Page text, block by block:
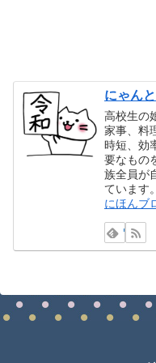
にゃんと
高校生の
家事、料
時短、効
要なもの
族全員が
ています。
にほんブ